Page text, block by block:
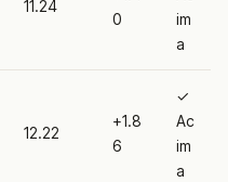
11.24
0
im
a
12.22
+1.8
6
✓
Ac
im
a